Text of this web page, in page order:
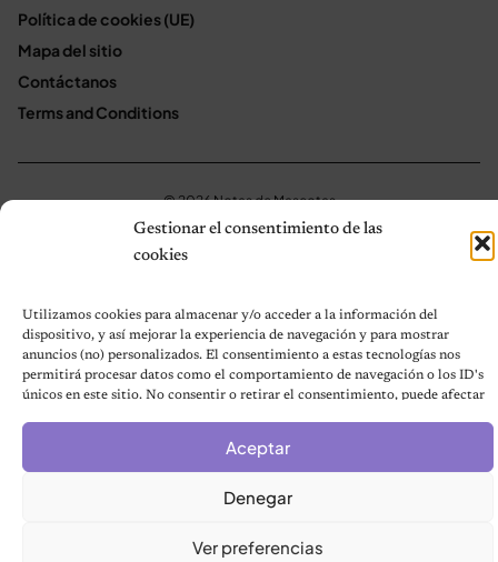
Gestionar el consentimiento de las
cookies
Utilizamos cookies para almacenar y/o acceder a la información del
dispositivo, y así mejorar la experiencia de navegación y para mostrar
anuncios (no) personalizados. El consentimiento a estas tecnologías nos
permitirá procesar datos como el comportamiento de navegación o los ID's
únicos en este sitio. No consentir o retirar el consentimiento, puede afectar
Aceptar
Denegar
Ver preferencias
Política de cookies (UE)
Mapa del sitio
Contáctanos
Terms and Conditions
© 2026 Notas de Mascotas
Política de privacidad